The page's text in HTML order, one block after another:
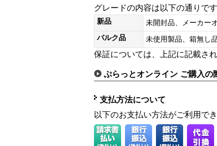
グレードの内容は以下の通りで
新品
未開封品、メーカー
バルク品
未使用製品、箱無
保証については、上記に記載さ
ぷらっとオンライン ご購入の
支払方法について
以下のお支払い方法がご利用で